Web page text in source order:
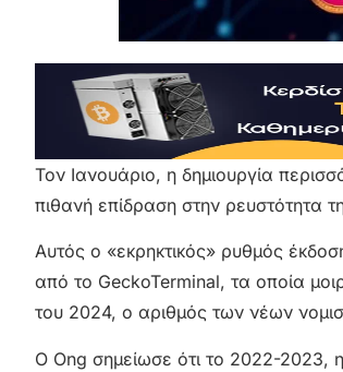
Τον Ιανουάριο, η δημιουργία
πιθανή επίδραση στην ρευστότητα
Αυτός ο «εκρηκτικός» ρυθμός
από το GeckoTerminal, τα οποία
του 2024, ο αριθμός των νέων
Ο Ong σημείωσε ότι το 2022-2023,